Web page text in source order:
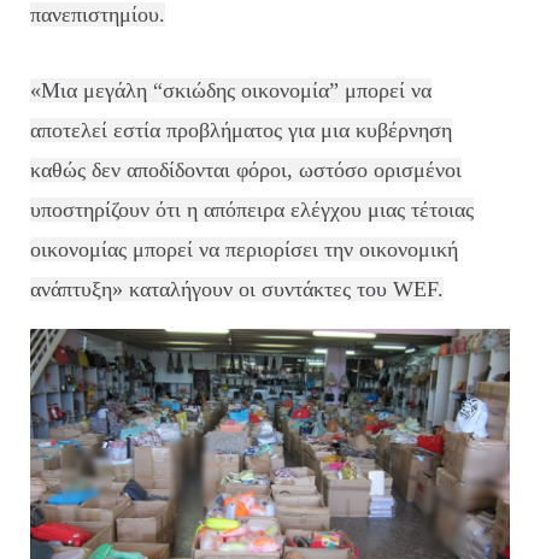
πανεπιστημίου.
«Μια μεγάλη “σκιώδης οικονομία” μπορεί να
αποτελεί εστία προβλήματος για μια κυβέρνηση
καθώς δεν αποδίδονται φόροι, ωστόσο ορισμένοι
υποστηρίζουν ότι η απόπειρα ελέγχου μιας τέτοιας
οικονομίας μπορεί να περιορίσει την οικονομική
ανάπτυξη» καταλήγουν οι συντάκτες του WEF.